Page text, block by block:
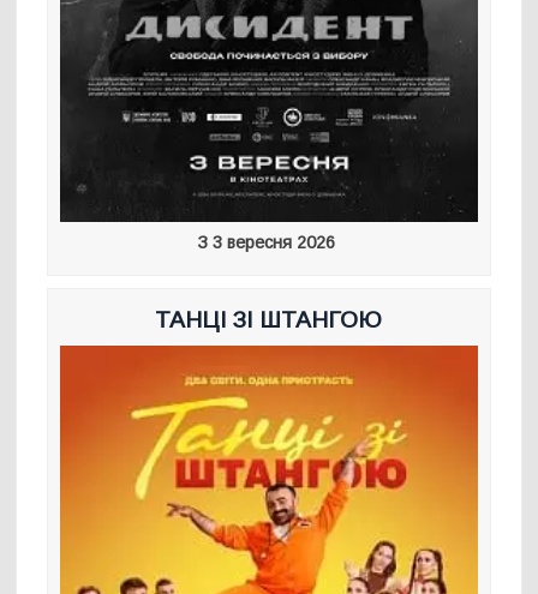
З 3 вересня 2026
ТАНЦІ ЗІ ШТАНГОЮ